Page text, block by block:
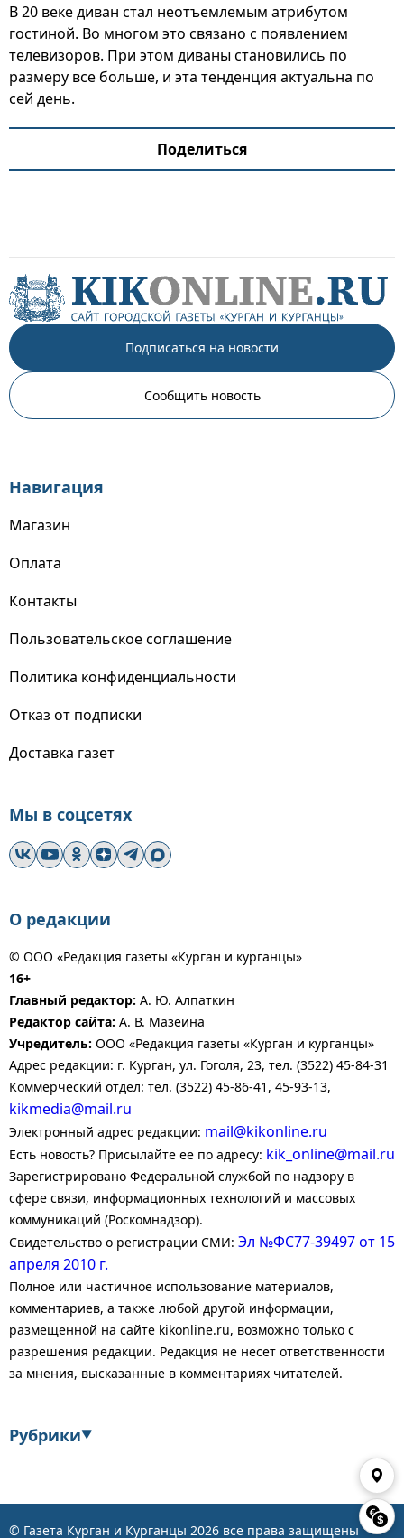
В 20 веке диван стал неотъемлемым атрибутом
гостиной. Во многом это связано с появлением
телевизоров. При этом диваны становились по
размеру все больше, и эта тенденция актуальна по
сей день.
Поделиться
Подписаться на новости
Сообщить новость
Навигация
Магазин
Оплата
Контакты
Пользовательское соглашение
Политика конфиденциальности
Отказ от подписки
Доставка газет
Мы в соцсетях
О редакции
© ООО «Редакция газеты «Курган и курганцы»
16+
Главный редактор: А. Ю. Алпаткин
Редактор сайта: А. В. Мазеина
Учредитель: ООО «Редакция газеты «Курган и курганцы»
Адрес редакции: г. Курган, ул. Гоголя, 23, тел. (3522) 45-84-31
Коммерческий отдел: тел. (3522) 45-86-41, 45-93-13,
kikmedia@mail.ru
Электронный адрес редакции: mail@kikonline.ru
Есть новость? Присылайте ее по адресу: kik_online@mail.ru
Зарегистрировано Федеральной службой по надзору в
сфере связи, информационных технологий и массовых
коммуникаций (Роскомнадзор).
Свидетельство о регистрации СМИ: Эл №ФС77-39497 от 15
апреля 2010 г.
Полное или частичное использование материалов,
комментариев, а также любой другой информации,
размещенной на сайте kikonline.ru, возможно только с
разрешения редакции. Редакция не несет ответственности
за мнения, высказанные в комментариях читателей.
Рубрики▼
Энергетика
Транспорт
© Газета Курган и Курганцы 2026 все права защищены